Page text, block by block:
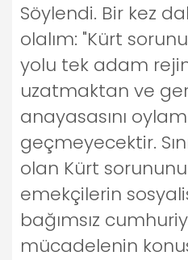
Söylendi. Bir kez
olalım: "Kürt
yolu tek adam
uzatmaktan ve
anayasasını
geçmeyecektir.
olan Kürt
emekçilerin
bağımsız
mücadelenin